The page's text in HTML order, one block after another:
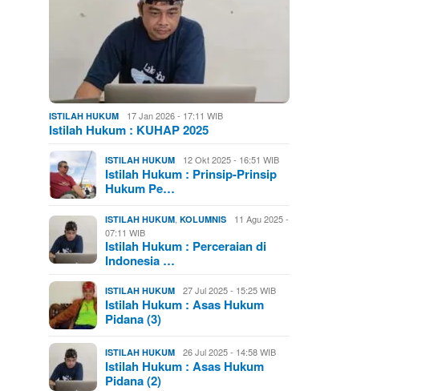
ISTILAH HUKUM 17 Jan 2026 - 17:11 WIB
Istilah Hukum : KUHAP 2025
ISTILAH HUKUM 12 Okt 2025 - 16:51 WIB
Istilah Hukum : Prinsip-Prinsip
Hukum Pe…
ISTILAH HUKUM ,KOLUMNIS
11 Agu 2025 -
07:11 WIB
Istilah Hukum : Perceraian di
Indonesia …
ISTILAH HUKUM 27 Jul 2025 - 15:25 WIB
Istilah Hukum : Asas Hukum
Pidana (3)
ISTILAH HUKUM 26 Jul 2025 - 14:58 WIB
Istilah Hukum : Asas Hukum
Pidana (2)